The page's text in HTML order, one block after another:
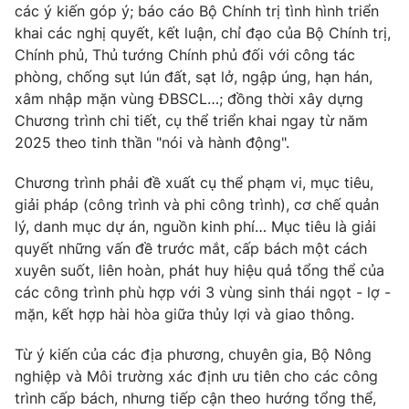
các ý kiến góp ý; báo cáo Bộ Chính trị tình hình triển
khai các nghị quyết, kết luận, chỉ đạo của Bộ Chính trị,
Chính phủ, Thủ tướng Chính phủ đối với công tác
phòng, chống sụt lún đất, sạt lở, ngập úng, hạn hán,
xâm nhập mặn vùng ĐBSCL…; đồng thời xây dựng
Chương trình chi tiết, cụ thể triển khai ngay từ năm
2025 theo tinh thần "nói và hành động".
Chương trình phải đề xuất cụ thể phạm vi, mục tiêu,
giải pháp (công trình và phi công trình), cơ chế quản
lý, danh mục dự án, nguồn kinh phí… Mục tiêu là giải
quyết những vấn đề trước mắt, cấp bách một cách
xuyên suốt, liên hoàn, phát huy hiệu quả tổng thể của
các công trình phù hợp với 3 vùng sinh thái ngọt - lợ -
mặn, kết hợp hài hòa giữa thủy lợi và giao thông.
Từ ý kiến của các địa phương, chuyên gia, Bộ Nông
nghiệp và Môi trường xác định ưu tiên cho các công
trình cấp bách, nhưng tiếp cận theo hướng tổng thể,